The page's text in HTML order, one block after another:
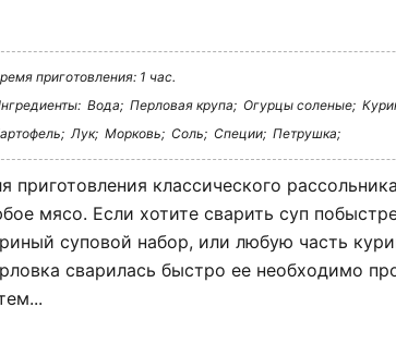
приготовления: 1 час.
Вода; Перловая крупа; Огурцы соленые;
Лук; Морковь; Соль; Специи; Петрушка;
приготовления классического
мясо. Если хотите сварить суп
суповой набор, или любую часть
сварилась быстро ее необходимо